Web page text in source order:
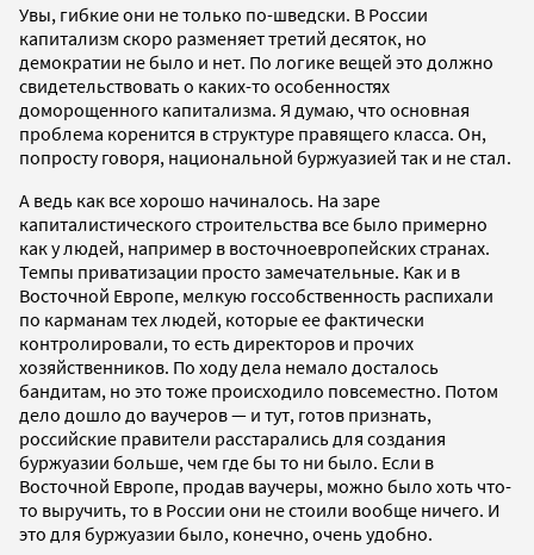
Увы, гибкие они не только по-шведски. В России
капитализм скоро разменяет третий десяток, но
демократии не было и нет. По логике вещей это должно
свидетельствовать о каких-то особенностях
доморощенного капитализма. Я думаю, что основная
проблема коренится в структуре правящего класса. Он,
попросту говоря, национальной буржуазией так и не стал.
А ведь как все хорошо начиналось. На заре
капиталистического строительства все было примерно
как у людей, например в восточноевропейских странах.
Темпы приватизации просто замечательные. Как и в
Восточной Европе, мелкую госсобственность распихали
по карманам тех людей, которые ее фактически
контролировали, то есть директоров и прочих
хозяйственников. По ходу дела немало досталось
бандитам, но это тоже происходило повсеместно. Потом
дело дошло до ваучеров — и тут, готов признать,
российские правители расстарались для создания
буржуазии больше, чем где бы то ни было. Если в
Восточной Европе, продав ваучеры, можно было хоть что-
то выручить, то в России они не стоили вообще ничего. И
это для буржуазии было, конечно, очень удобно.